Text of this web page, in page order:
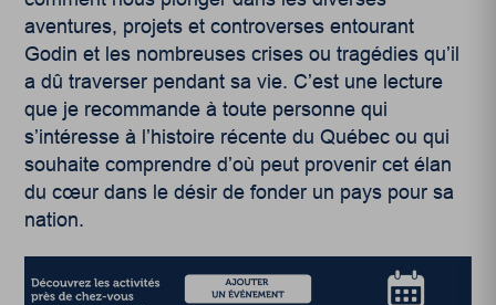
aventures, projets et controverses entourant
Godin et les nombreuses crises ou tragédies qu’il
a dû traverser pendant sa vie. C’est une lecture
que je recommande à toute personne qui
s’intéresse à l’histoire récente du Québec ou qui
souhaite comprendre d’où peut provenir cet élan
du cœur dans le désir de fonder un pays pour sa
nation.